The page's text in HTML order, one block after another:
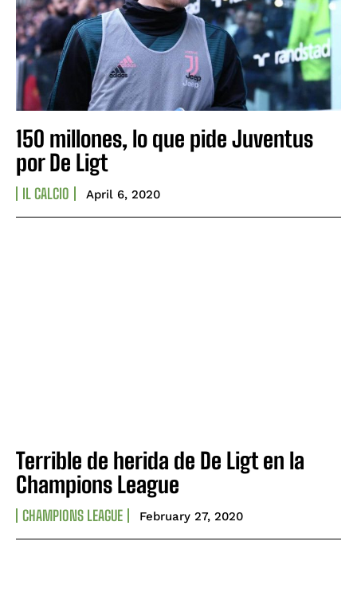
150 millones, lo que pide Juventus
por De Ligt
IL CALCIO April 6, 2020
Terrible de herida de De Ligt en la
Champions League
CHAMPIONS LEAGUE February 27, 2020